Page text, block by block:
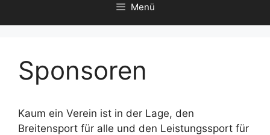
Menü
Sponsoren
Kaum ein Verein ist in der Lage, den
Breitensport für alle und den Leistungssport für